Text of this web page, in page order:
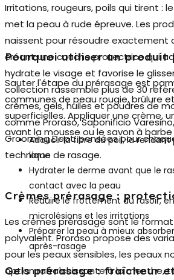
Irritations, rougeurs, poils qui tirent :
met la peau à rude épreuve. Les
naissent pour résoudre exactement
créant une couche protectrice qui
hydrate le visage et favorise le
collection rassemble plus de 30
crèmes, gels, huiles et poudres de
comme Proraso, Saponificio
Grooming Dept, pensées pour
technique de rasage.
Pourquoi utiliser un produit
Sauter l'étape du prérasage est
communes de peau rougie, brûlure
superficielles. Appliquer une crème,
avant la mousse ou le savon à
Adoucir la fibre du poil, la
lame
Hydrater le derme avant que le
contact avec la peau
Réduire le frottement du rasoir,
microlésions et les irritations
Préparer la peau à mieux
après-rasage
Crèmes prérasage :
Les crèmes prérasagesont le format
polyvalent. Proraso propose des
pour les peaux sensibles, les peaux
option rafraîchissante à la menthe,
Gels prérasage : fraîcheur